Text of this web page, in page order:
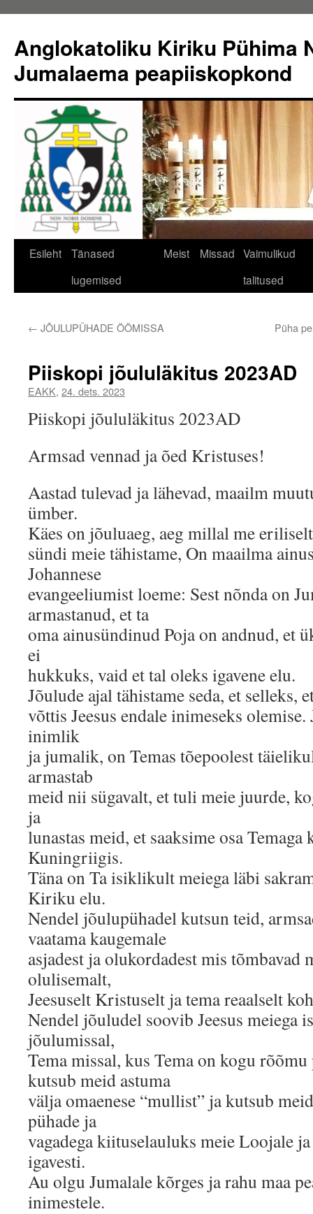
juurde
Anglokatoliku Kiriku Pühima
Jumalaema peapiiskopkond
Esileht
Tänased
lugemised
Meist Missad Vaimulikud
talitused
← JÕULUPÜHADE ÖÖMISSA Püha
Piiskopi jõululäkitus 2023AD
EAKK, 24. dets. 2023
Piiskopi jõululäkitus 2023AD
Armsad vennad ja õed Kristuses!
Aastad tulevad ja lähevad, maailm
ümber.
Käes on jõuluaeg, aeg millal me
sündi meie tähistame, On maailma
Johannese
evangeeliumist loeme: Sest nõnda on
armastanud, et ta
oma ainusündinud Poja on andnud, et
ei
hukkuks, vaid et tal oleks igavene elu.
Jõulude ajal tähistame seda, et selleks,
võttis Jeesus endale inimeseks olemise.
inimlik
ja jumalik, on Temas tõepoolest
armastab
meid nii sügavalt, et tuli meie juurde,
ja
lunastas meid, et saaksime osa Temaga
Kuningriigis.
Täna on Ta isiklikult meiega läbi
Kiriku elu.
Nendel jõulupühadel kutsun teid,
vaatama kaugemale
asjadest ja olukordadest mis tõmbavad
olulisemalt,
Jeesuselt Kristuselt ja tema reaalselt
Nendel jõuludel soovib Jeesus meiega
jõulumissal,
Tema missal, kus Tema on kogu
kutsub meid astuma
välja omaenese “mullist” ja kutsub
pühade ja
vagadega kiituselauluks meie Loojale
igavesti.
Au olgu Jumalale kõrges ja rahu maa
inimestele.